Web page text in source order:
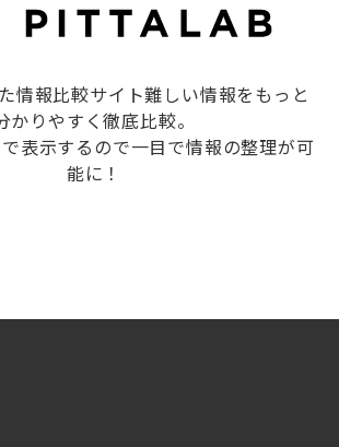
情報比較サイト難しい情報をもっと
かりやすく徹底比較。
表示するので一目で情報の整理が可
能に！